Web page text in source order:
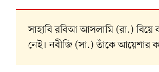
সাহাবি রবিআ আসলামি (রা.) বিয়ে
নেই। নবীজি (সা.) তাঁকে আয়েশার